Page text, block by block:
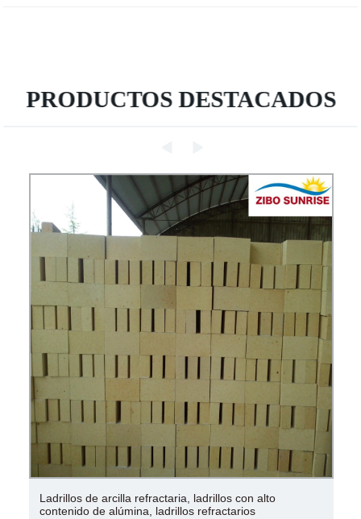
PRODUCTOS DESTACADOS
Ladrillos de arcilla refractaria, ladrillos con alto
contenido de alúmina, ladrillos refractarios